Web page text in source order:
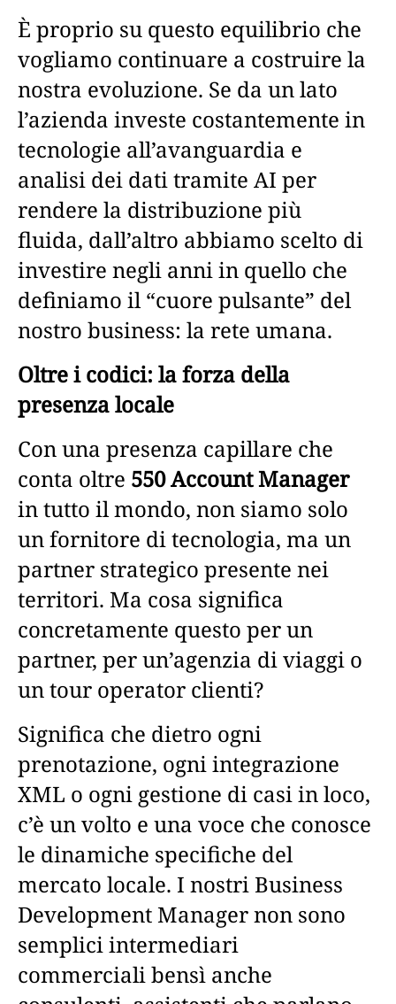
È proprio su questo equilibrio che
vogliamo continuare a costruire la
nostra evoluzione. Se da un lato
l’azienda investe costantemente in
tecnologie all’avanguardia e
analisi dei dati tramite AI per
rendere la distribuzione più
fluida, dall’altro abbiamo scelto di
investire negli anni in quello che
definiamo il “cuore pulsante” del
nostro business: la rete umana.
Oltre i codici: la forza della
presenza locale
Con una presenza capillare che
conta oltre 550 Account Manager
in tutto il mondo, non siamo solo
un fornitore di tecnologia, ma un
partner strategico presente nei
territori. Ma cosa significa
concretamente questo per un
partner, per un’agenzia di viaggi o
un tour operator clienti?
Significa che dietro ogni
prenotazione, ogni integrazione
XML o ogni gestione di casi in loco,
c’è un volto e una voce che conosce
le dinamiche specifiche del
mercato locale. I nostri Business
Development Manager non sono
semplici intermediari
commerciali bensì anche